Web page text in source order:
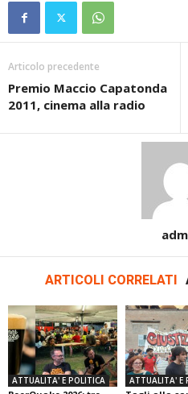
Articolo precedente
Premio Maccio Capatonda
2011, cinema alla radio
ARTICOLI CORRELATI
ATTUALITA' E POLITICA ATTUALITA' E